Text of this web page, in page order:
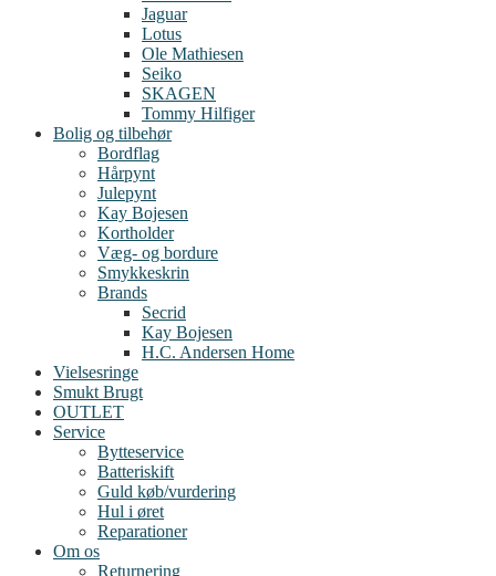
Jaguar
Lotus
Ole Mathiesen
Seiko
SKAGEN
Tommy Hilfiger
Bolig og tilbehør
Bordflag
Hårpynt
Julepynt
Kay Bojesen
Kortholder
Væg- og bordure
Smykkeskrin
Brands
Secrid
Kay Bojesen
H.C. Andersen Home
Vielsesringe
Smukt Brugt
OUTLET
Service
Bytteservice
Batteriskift
Guld køb/vurdering
Hul i øret
Reparationer
Om os
Returnering